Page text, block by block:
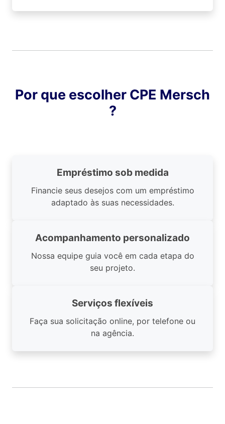
Por que escolher CPE Mersch
?
Empréstimo sob medida
Financie seus desejos com um empréstimo
adaptado às suas necessidades.
Acompanhamento personalizado
Nossa equipe guia você em cada etapa do
seu projeto.
Serviços flexíveis
Faça sua solicitação online, por telefone ou
na agência.